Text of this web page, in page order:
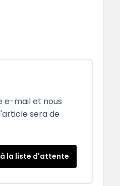
e-mail et nous
sera de
la liste d'attente